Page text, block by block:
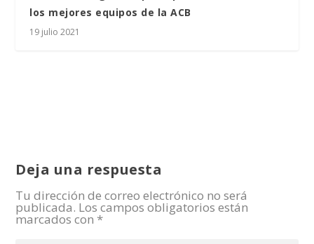
los mejores equipos de la ACB
19 julio 2021
Deja una respuesta
Tu dirección de correo electrónico no será
publicada. Los campos obligatorios están
marcados con *